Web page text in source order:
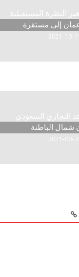
النظرة المستقبلية
إلى مستقرة
2021-10-
التجاري السعودي
شمال الباطنة
2021-08-